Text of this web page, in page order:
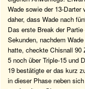
Wade sowie der 13-Darter
daher, dass Wade nach
Das erste Break der
Sekunden, nachdem
hatte, checkte Chisnall 90
5 noch über Triple-15 und
19 bestätigte er das kurz
in dieser Phase neben